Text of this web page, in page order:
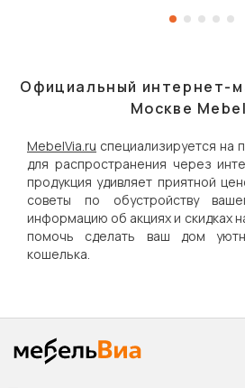
Официальный интернет-
Москве
MebelVia.ru специализируется на
для распространения через
продукция удивляет приятной
советы по обустройству
информацию об акциях и скидках
помочь сделать ваш дом
кошелька.